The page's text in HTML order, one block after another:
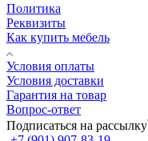
Политика
Реквизиты
Как купить мебель
Условия оплаты
Условия доставки
Гарантия на товар
Вопрос-ответ
Подписаться на рассылку